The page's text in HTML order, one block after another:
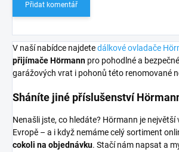
Přidat komentář
V naší nabídce najdetedálkové ovladače
přijímače Hörmann pro pohodlné a
garážových vrat i pohonů této renomované
Sháníte jiné příslušenství
Nenašli jste, co hledáte? Hörmann je největší
Evropě – a i když nemáme celý sortiment
cokoli na objednávku. Stačí nám napsat a